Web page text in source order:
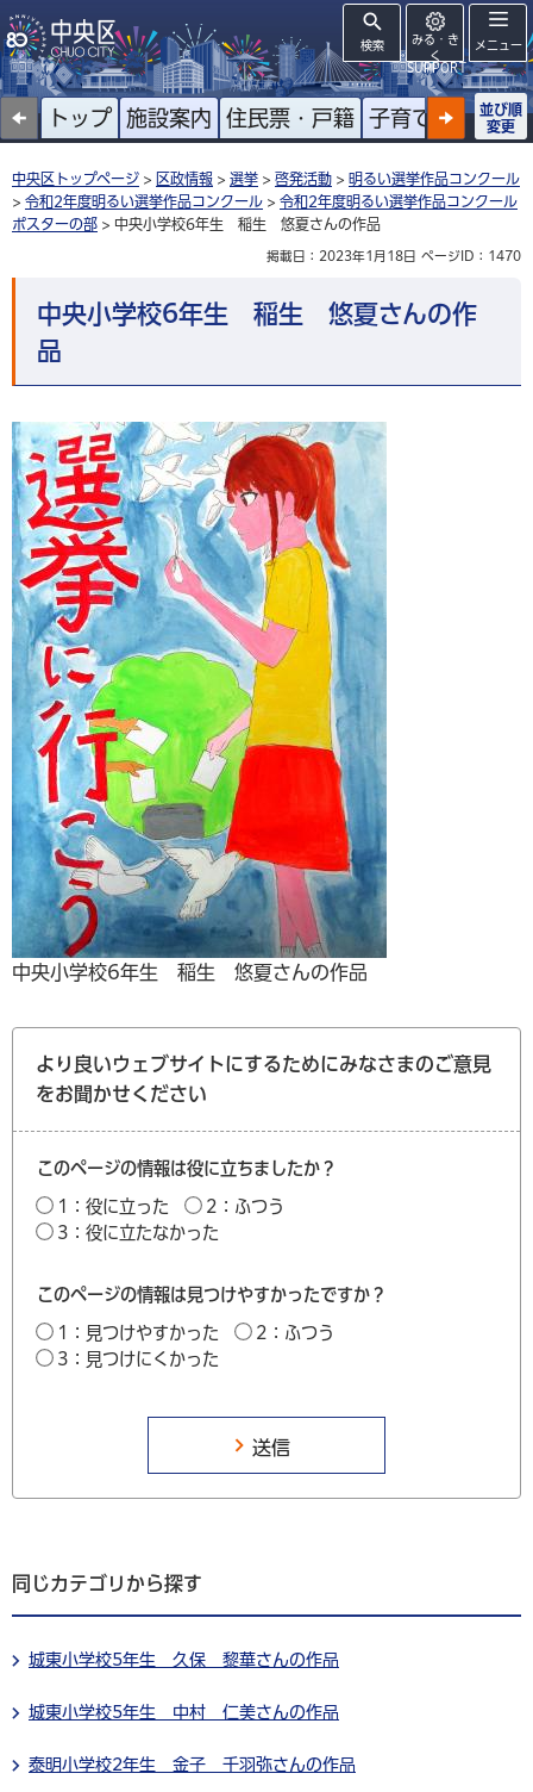
検索
みる・き
く
SUPPORT
メニュー
トップ 施設案内 住民票・戸籍 子育て 高齢者
並び順
変更
中央区トップページ > 区政情報 > 選挙 > 啓発活動 > 明るい選挙作品コンクール
> 令和2年度明るい選挙作品コンクール > 令和2年度明るい選挙作品コンクール
ポスターの部 > 中央小学校6年生 稲生 悠夏さんの作品
掲載日：2023年1月18日 ページID：1470
中央小学校6年生 稲生 悠夏さんの作
品
中央小学校6年生 稲生 悠夏さんの作品
より良いウェブサイトにするためにみなさまのご意見
をお聞かせください
このページの情報は役に立ちましたか？
1：役に立った
2：ふつう
3：役に立たなかった
このページの情報は見つけやすかったですか？
1：見つけやすかった
2：ふつう
3：見つけにくかった
同じカテゴリから探す
城東小学校5年生 久保 黎華さんの作品
城東小学校5年生 中村 仁美さんの作品
泰明小学校2年生 金子 千羽弥さんの作品